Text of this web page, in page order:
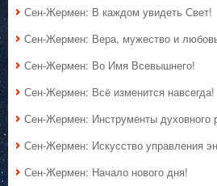
Сен-Жермен: В каждом увидеть Свет!
Сен-Жермен: Вера, мужество и
Сен-Жермен: Во Имя Всевышнего!
Сен-Жермен: Всё изменится навсегда!
Сен-Жермен: Инструменты духовного
Сен-Жермен: Искусство управления
Сен-Жермен: Начало нового дня!